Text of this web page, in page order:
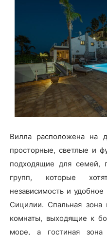
Вилла расположена на
просторные, светлые и
подходящие для семей,
групп, которые
независимость и
Сицилии. Спальная зона
комнаты, выходящие к
море, а гостиная